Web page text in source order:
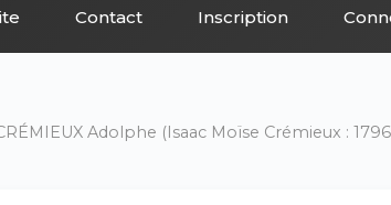
Contact Inscription
Adolphe (Isaac Moïse Crémieux :